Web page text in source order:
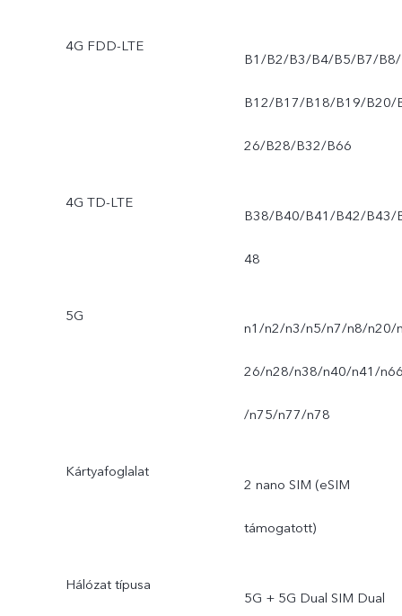
4G FDD-LTE
B1/B2/B3/B4/B5/B7/B8/
B12/B17/B18/B19/B20/
26/B28/B32/B66
4G TD-LTE
B38/B40/B41/B42/B43/
48
5G
n1/n2/n3/n5/n7/n8/n20/
26/n28/n38/n40/n41/
/n75/n77/n78
Kártyafoglalat
2 nano SIM (eSIM
támogatott)
Hálózat típusa
5G + 5G Dual SIM Dual